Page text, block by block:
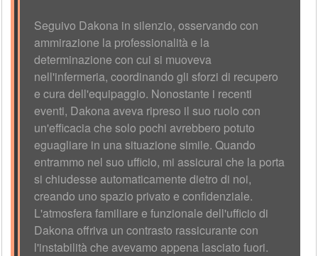
Seguivo Dakona in silenzio, osservando con
ammirazione la professionalità e la
determinazione con cui si muoveva
nell'infermeria, coordinando gli sforzi di recupero
e cura dell'equipaggio. Nonostante i recenti
eventi, Dakona aveva ripreso il suo ruolo con
un'efficacia che solo pochi avrebbero potuto
eguagliare in una situazione simile. Quando
entrammo nel suo ufficio, mi assicurai che la porta
si chiudesse automaticamente dietro di noi,
creando uno spazio privato e confidenziale.
L'atmosfera familiare e funzionale dell'ufficio di
Dakona offriva un contrasto rassicurante con
l'instabilità che avevamo appena lasciato fuori.